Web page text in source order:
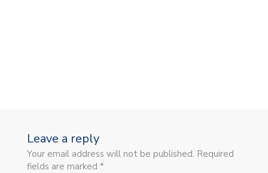
Leave a reply
Your email address will not be published. Required
fields are marked *